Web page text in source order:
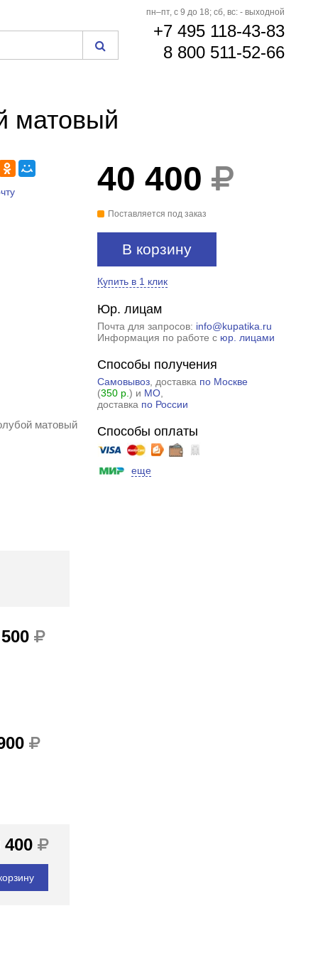
пн–пт, с 9 до 18; сб, вс: - выходной
+7 495 118-43-83
8 800 511-52-66
матовый
матовый
40 400
Поставляется под заказ
В корзину
Купить в 1 клик
Юр. лицам
Почта для запросов: info@kupatika.ru
Информация по работе с юр. лицами
Способы получения
Самовывоз, доставка по Москве
(350 р. ) и МО,
доставка по России
Способы оплаты
еще
400